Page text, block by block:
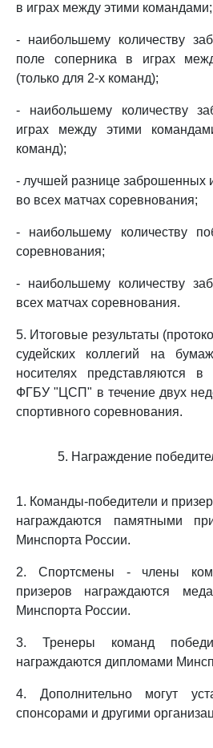
в играх между этими командами;
- наибольшему количеству
поле соперника в играх
(только для 2-х команд);
- наибольшему количеству
играх между этими
команд);
- лучшей разнице заброшенных
во всех матчах соревнования;
- наибольшему количеству
соревнования;
- наибольшему количеству
всех матчах соревнования.
5. Итоговые результаты
судейских коллегий на
носителях представляются
ФГБУ "ЦСП" в течение двух
спортивного соревнования.
5. Награждение
1. Команды-победители и
награждаются памятными
Минспорта России.
2. Спортсмены - члены
призеров награждаются
Минспорта России.
3. Тренеры команд
награждаются дипломами
4. Дополнительно могут
спонсорами и другими